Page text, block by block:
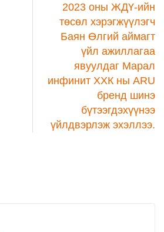
2023 оны ЖДҮ-ийн
төсөл хэрэгжүүлэгч
Баян Өлгий аймагт
үйл ажиллагаа
явуулдаг Марал
инфинит ХХК ны ARU
бренд шинэ
бүтээгдэхүүнээ
үйлдвэрлэж эхэллээ.